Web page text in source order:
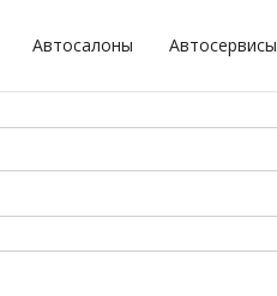
Автосалоны Автосервисы